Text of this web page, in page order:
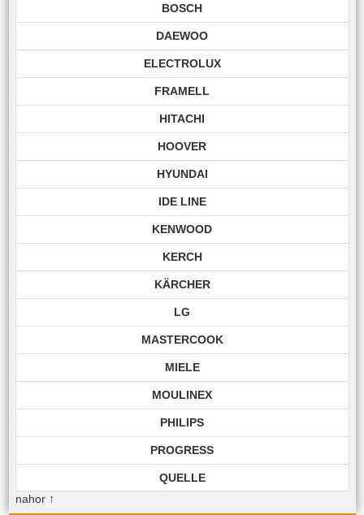
BOSCH
DAEWOO
ELECTROLUX
FRAMELL
HITACHI
HOOVER
HYUNDAI
IDE LINE
KENWOOD
KERCH
KÄRCHER
LG
MASTERCOOK
MIELE
MOULINEX
PHILIPS
PROGRESS
QUELLE
nahor↑